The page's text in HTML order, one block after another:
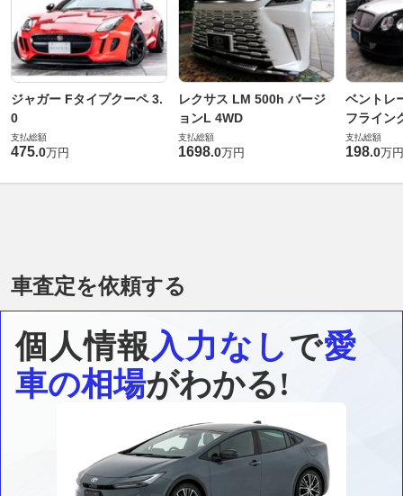
ジャガー Fタイプクーペ 3.
0
支払総額
475.0万円
レクサス LM 500h バージ
ョンL 4WD
支払総額
1698.0万円
ベントレ
フライン
支払総額
198.0万円
車査定を依頼する
個人情報入力なしで愛
車の相場がわかる!